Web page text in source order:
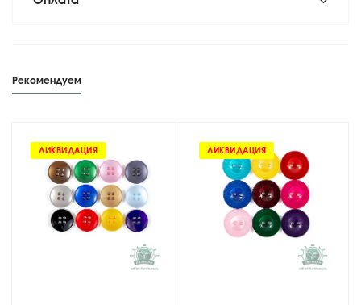
Рекомендуем
ЛИКВИДАЦИЯ ЛИКВИДАЦИЯ